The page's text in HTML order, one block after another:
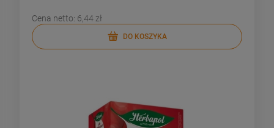
Cena netto: 6,44 zł
DO KOSZYKA